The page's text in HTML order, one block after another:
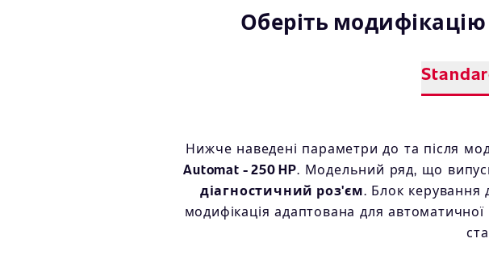
Оберіть
Нижче наведені параметри до та після
Automat - 250 HP. Модельний ряд, що
діагностичний роз'єм. Блок керування
модифікація адаптована для